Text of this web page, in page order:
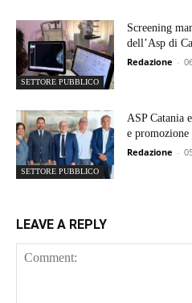
SETTORE PUBBLICO
Screening
dell’Asp di
Redazione -
SETTORE PUBBLICO
ASP Catania
e promozione
Redazione -
LEAVE A REPLY